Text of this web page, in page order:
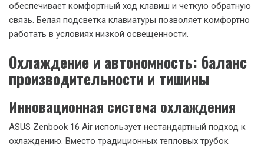
контрастность.
Кроме того, дисплей имеет ряд сертификатов,
Rheinland и SGS Eye Care. Автоматическая регулировка
яркости и цветовой температуры в зависимости от
окружающего освещения дополнительно повышает
комфорт при длительной работе.
Эргономика и функциональность